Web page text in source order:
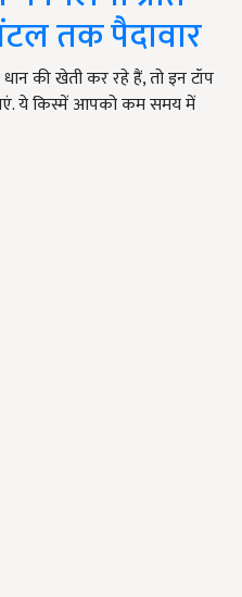
तक पैदावार
की खेती कर रहे हैं, तो इन टॉप
ये किस्में आपको कम समय में